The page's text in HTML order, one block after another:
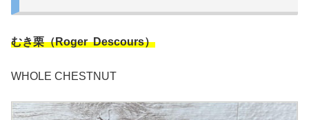
むき栗（Roger Descours）
WHOLE CHESTNUT